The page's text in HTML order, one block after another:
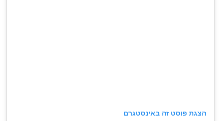
הצגת פוסט זה באינסטגרם